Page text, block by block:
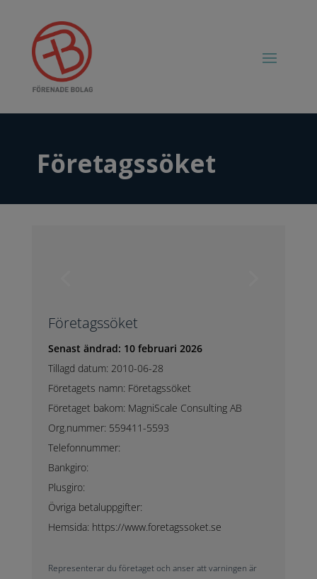
Företagssöket
Företagssöket
Senast ändrad: 10 februari 2026
Tillagd datum: 2010-06-28
Företagets namn: Företagssöket
Företaget bakom: MagniScale Consulting AB
Org.nummer: 559411-5593
Telefonnummer:
Bankgiro:
Plusgiro:
Övriga betaluppgifter:
Hemsida: https://www.foretagssoket.se
Representerar du företaget och anser att varningen är